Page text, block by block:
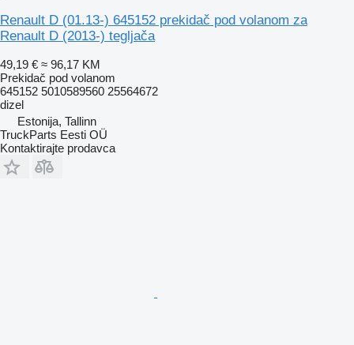
Renault D (01.13-) 645152 prekidač pod volanom za
Renault D (2013-) tegljača
49,19 € ≈ 96,17 KM
Prekidač pod volanom
645152 5010589560 25564672
dizel
Estonija, Tallinn
TruckParts Eesti OÜ
Kontaktirajte prodavca